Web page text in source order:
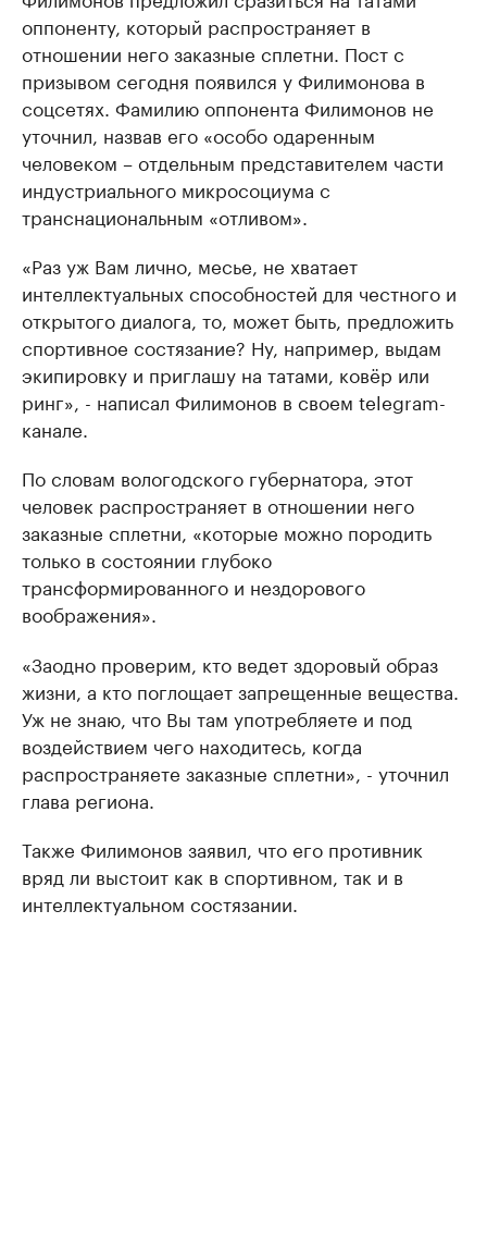
оппоненту, который распространяет в
отношении него заказные сплетни. Пост с
призывом сегодня появился у Филимонова в
соцсетях. Фамилию оппонента Филимонов не
уточнил, назвав его «особо одаренным
человеком – отдельным представителем части
индустриального микросоциума с
транснациональным «отливом».
«Раз уж Вам лично, месье, не хватает
интеллектуальных способностей для честного и
открытого диалога, то, может быть, предложить
спортивное состязание? Ну, например, выдам
экипировку и приглашу на татами, ковёр или
ринг», - написал Филимонов в своем telegram-
канале.
По словам вологодского губернатора, этот
человек распространяет в отношении него
заказные сплетни, «которые можно породить
только в состоянии глубоко
трансформированного и нездорового
воображения».
«Заодно проверим, кто ведет здоровый образ
жизни, а кто поглощает запрещенные вещества.
Уж не знаю, что Вы там употребляете и под
воздействием чего находитесь, когда
распространяете заказные сплетни», - уточнил
глава региона.
Также Филимонов заявил, что его противник
вряд ли выстоит как в спортивном, так и в
интеллектуальном состязании.